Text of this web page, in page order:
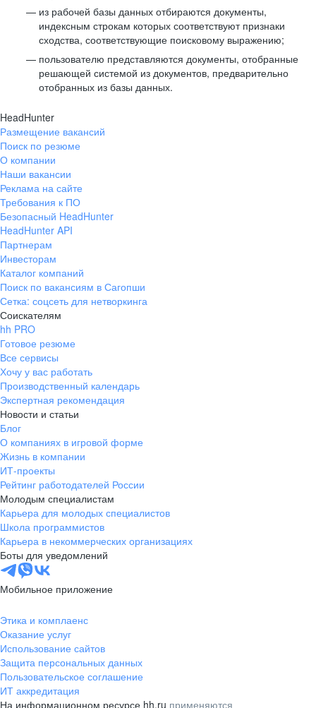
из рабочей базы данных отбираются документы,
индексным строкам которых соответствуют признаки
сходства, соответствующие поисковому выражению;
пользователю представляются документы, отобранные
решающей системой из документов, предварительно
отобранных из базы данных.
HeadHunter
Размещение вакансий
Поиск по резюме
О компании
Наши вакансии
Реклама на сайте
Требования к ПО
Безопасный HeadHunter
HeadHunter API
Партнерам
Инвесторам
Каталог компаний
Поиск по вакансиям в Сагопши
Сетка: соцсеть для нетворкинга
Соискателям
hh PRO
Готовое резюме
Все сервисы
Хочу у вас работать
Производственный календарь
Экспертная рекомендация
Новости и статьи
Блог
О компаниях в игровой форме
Жизнь в компании
ИТ-проекты
Рейтинг работодателей России
Молодым специалистам
Карьера для молодых специалистов
Школа программистов
Карьера в некоммерческих организациях
Боты для уведомлений
Мобильное приложение
Этика и комплаенс
Оказание услуг
Использование сайтов
Защита персональных данных
Пользовательское соглашение
ИТ аккредитация
На информационном ресурсе hh.ru применяются